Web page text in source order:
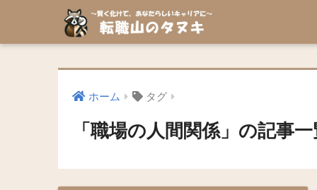
ホーム タグ
「職場の人間関係」の記事